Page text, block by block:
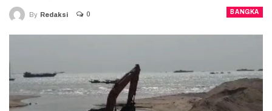
BANGKA
By Redaksi 0